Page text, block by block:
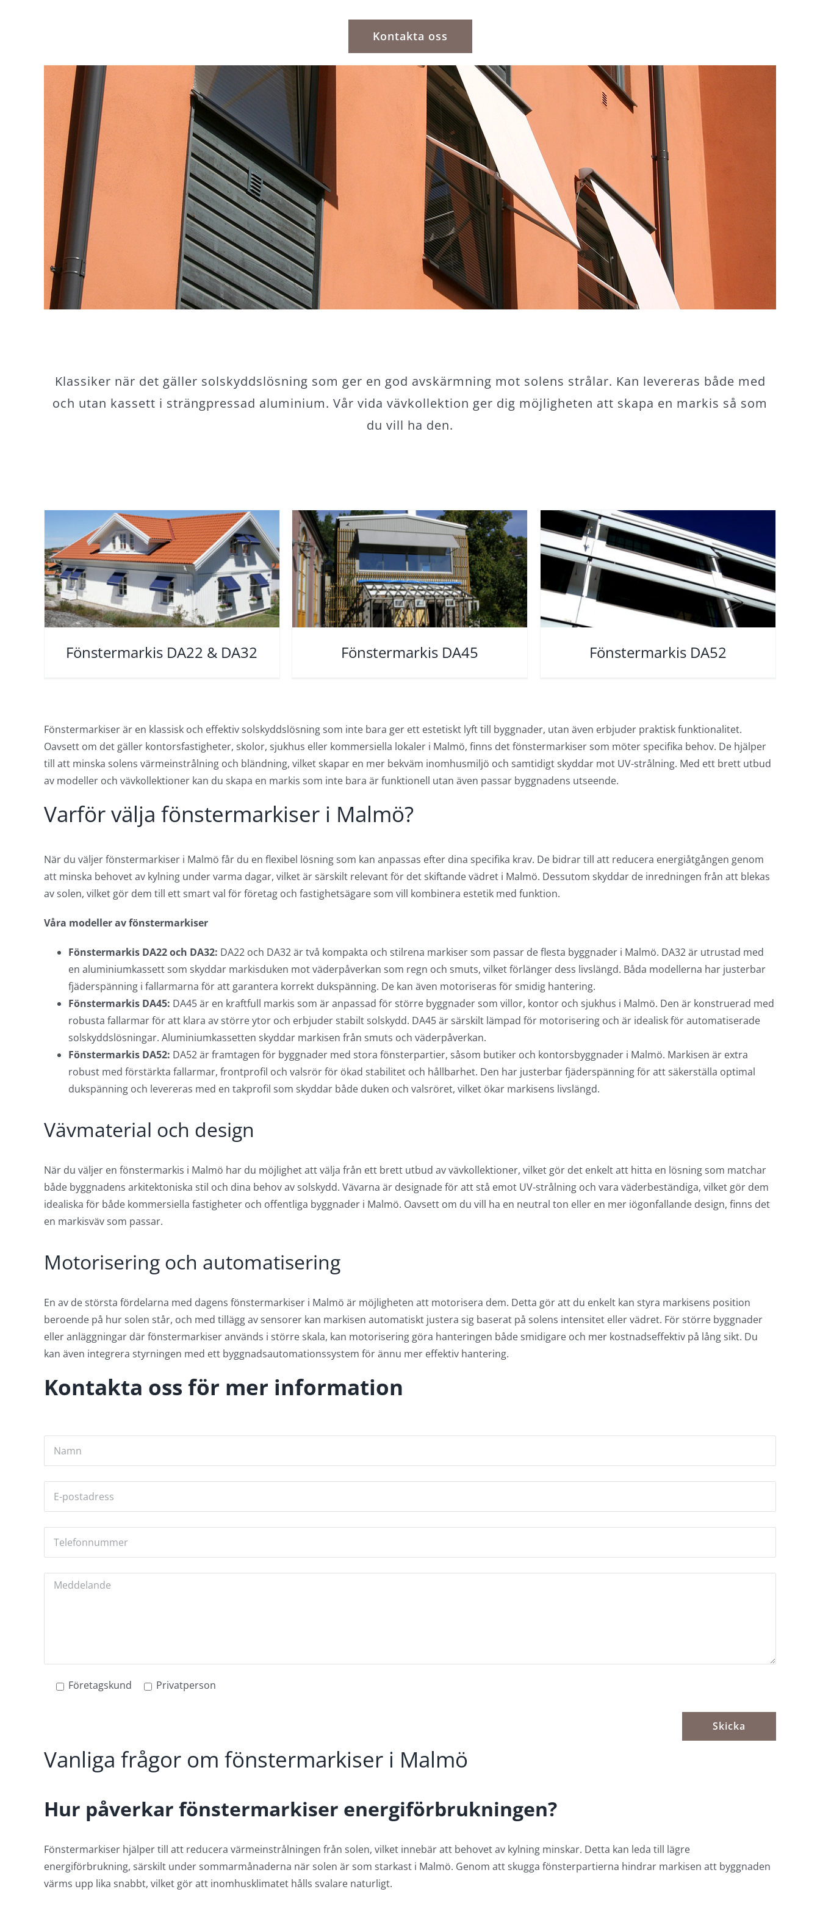
Kontakta oss
Klassiker när det gäller solskyddslösning som ger en god avskärmning mot solens strålar. Kan levereras både med
och utan kassett i strängpressad aluminium. Vår vida vävkollektion ger dig möjligheten att skapa en markis så som
du vill ha den.
Fönstermarkis DA22 & DA32 Fönstermarkis DA45 Fönstermarkis DA52
Fönstermarkiser är en klassisk och effektiv solskyddslösning som inte bara ger ett estetiskt lyft till byggnader, utan även erbjuder praktisk funktionalitet.
Oavsett om det gäller kontorsfastigheter, skolor, sjukhus eller kommersiella lokaler i Malmö, finns det fönstermarkiser som möter specifika behov. De hjälper
till att minska solens värmeinstrålning och bländning, vilket skapar en mer bekväm inomhusmiljö och samtidigt skyddar mot UV-strålning. Med ett brett utbud
av modeller och vävkollektioner kan du skapa en markis som inte bara är funktionell utan även passar byggnadens utseende.
Varför välja fönstermarkiser i Malmö?
När du väljer fönstermarkiser i Malmö får du en flexibel lösning som kan anpassas efter dina specifika krav. De bidrar till att reducera energiåtgången genom
att minska behovet av kylning under varma dagar, vilket är särskilt relevant för det skiftande vädret i Malmö. Dessutom skyddar de inredningen från att blekas
av solen, vilket gör dem till ett smart val för företag och fastighetsägare som vill kombinera estetik med funktion.
Våra modeller av fönstermarkiser
Fönstermarkis DA22 och DA32: DA22 och DA32 är två kompakta och stilrena markiser som passar de flesta byggnader i Malmö. DA32 är utrustad med
en aluminiumkassett som skyddar markisduken mot väderpåverkan som regn och smuts, vilket förlänger dess livslängd. Båda modellerna har justerbar
fjäderspänning i fallarmarna för att garantera korrekt dukspänning. De kan även motoriseras för smidig hantering.
Fönstermarkis DA45: DA45 är en kraftfull markis som är anpassad för större byggnader som villor, kontor och sjukhus i Malmö. Den är konstruerad med
robusta fallarmar för att klara av större ytor och erbjuder stabilt solskydd. DA45 är särskilt lämpad för motorisering och är idealisk för automatiserade
solskyddslösningar. Aluminiumkassetten skyddar markisen från smuts och väderpåverkan.
Fönstermarkis DA52: DA52 är framtagen för byggnader med stora fönsterpartier, såsom butiker och kontorsbyggnader i Malmö. Markisen är extra
robust med förstärkta fallarmar, frontprofil och valsrör för ökad stabilitet och hållbarhet. Den har justerbar fjäderspänning för att säkerställa optimal
dukspänning och levereras med en takprofil som skyddar både duken och valsröret, vilket ökar markisens livslängd.
Vävmaterial och design
När du väljer en fönstermarkis i Malmö har du möjlighet att välja från ett brett utbud av vävkollektioner, vilket gör det enkelt att hitta en lösning som matchar
både byggnadens arkitektoniska stil och dina behov av solskydd. Vävarna är designade för att stå emot UV-strålning och vara väderbeständiga, vilket gör dem
idealiska för både kommersiella fastigheter och offentliga byggnader i Malmö. Oavsett om du vill ha en neutral ton eller en mer iögonfallande design, finns det
en markisväv som passar.
Motorisering och automatisering
En av de största fördelarna med dagens fönstermarkiser i Malmö är möjligheten att motorisera dem. Detta gör att du enkelt kan styra markisens position
beroende på hur solen står, och med tillägg av sensorer kan markisen automatiskt justera sig baserat på solens intensitet eller vädret. För större byggnader
eller anläggningar där fönstermarkiser används i större skala, kan motorisering göra hanteringen både smidigare och mer kostnadseffektiv på lång sikt. Du
kan även integrera styrningen med ett byggnadsautomationssystem för ännu mer effektiv hantering.
Kontakta oss för mer information
Företagskund Privatperson
Vanliga frågor om fönstermarkiser i Malmö
Hur påverkar fönstermarkiser energiförbrukningen?
Fönstermarkiser hjälper till att reducera värmeinstrålningen från solen, vilket innebär att behovet av kylning minskar. Detta kan leda till lägre
energiförbrukning, särskilt under sommarmånaderna när solen är som starkast i Malmö. Genom att skugga fönsterpartierna hindrar markisen att byggnaden
värms upp lika snabbt, vilket gör att inomhusklimatet hålls svalare naturligt.